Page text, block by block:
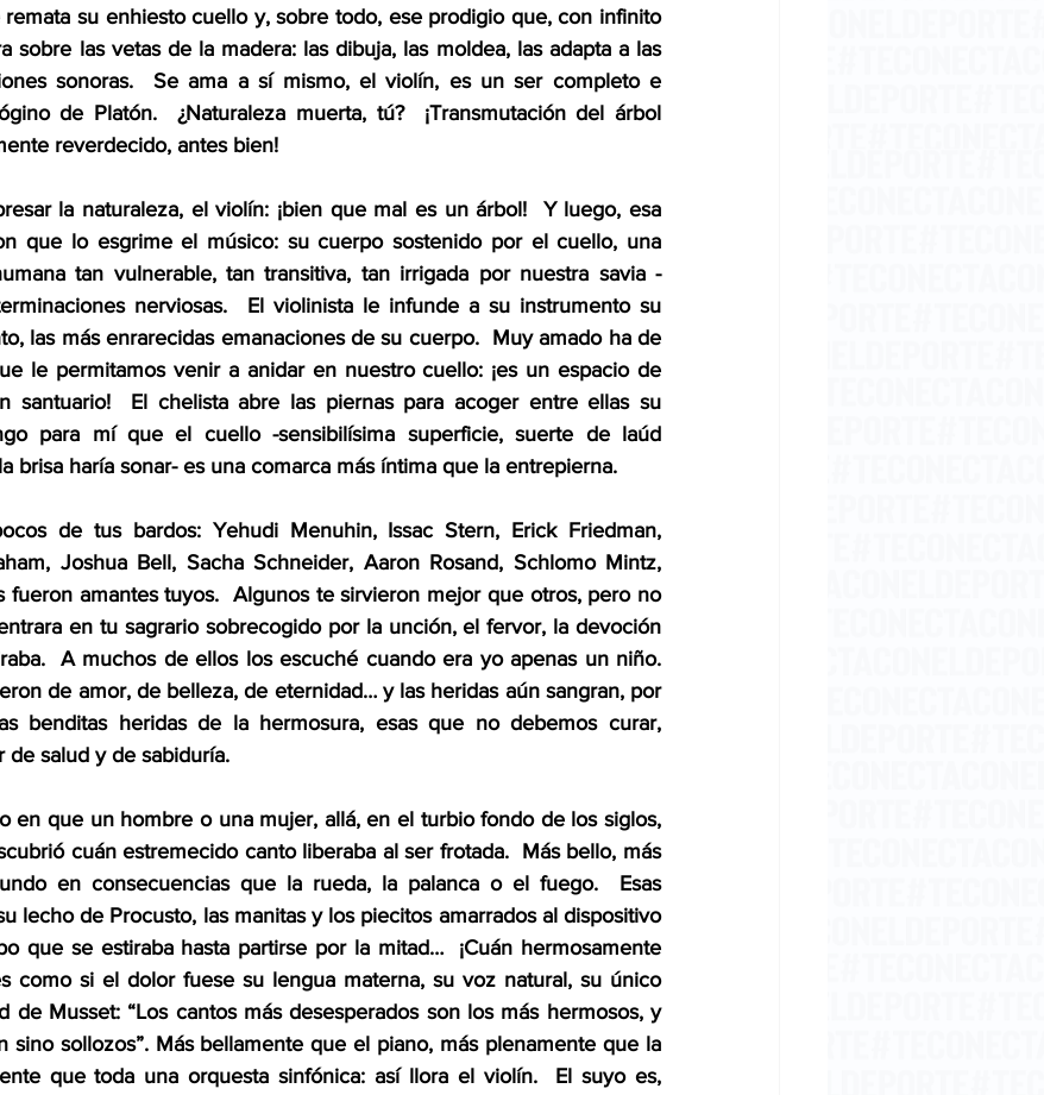
su enhiesto cuello y, sobre todo, ese prodigio que, con infinito
sobre las vetas de la madera: las dibuja, las moldea, las adapta a las
sonoras.  Se ama a sí mismo, el violín, es un ser completo e
de Platón.  ¿Naturaleza muerta, tú?  ¡Transmutación del árbol
reverdecido, antes bien!
la naturaleza, el violín: ¡bien que mal es un árbol!  Y luego, esa
que lo esgrime el músico: su cuerpo sostenido por el cuello, una
tan vulnerable, tan transitiva, tan irrigada por nuestra savia -
nerviosas.  El violinista le infunde a su instrumento su
las más enrarecidas emanaciones de su cuerpo.  Muy amado ha de
le permitamos venir a anidar en nuestro cuello: ¡es un espacio de
santuario!  El chelista abre las piernas para acoger entre ellas su
para mí que el cuello -sensibilísima superficie, suerte de laúd
brisa haría sonar- es una comarca más íntima que la entrepierna.
de tus bardos: Yehudi Menuhin, Issac Stern, Erick Friedman,
Joshua Bell, Sacha Schneider, Aaron Rosand, Schlomo Mintz,
fueron amantes tuyos.  Algunos te sirvieron mejor que otros, pero no
en tu sagrario sobrecogido por la unción, el fervor, la devoción
A muchos de ellos los escuché cuando era yo apenas un niño.
de amor, de belleza, de eternidad… y las heridas aún sangran, por
benditas heridas de la hermosura, esas que no debemos curar,
de salud y de sabiduría.
en que un hombre o una mujer, allá, en el turbio fondo de los siglos,
cuán estremecido canto liberaba al ser frotada.  Más bello, más
en consecuencias que la rueda, la palanca o el fuego.  Esas
lecho de Procusto, las manitas y los piecitos amarrados al dispositivo
que se estiraba hasta partirse por la mitad…  ¡Cuán hermosamente
como si el dolor fuese su lengua materna, su voz natural, su único
de Musset: “Los cantos más desesperados son los más hermosos, y
sino sollozos”. Más bellamente que el piano, más plenamente que la
que toda una orquesta sinfónica: así llora el violín.  El suyo es,